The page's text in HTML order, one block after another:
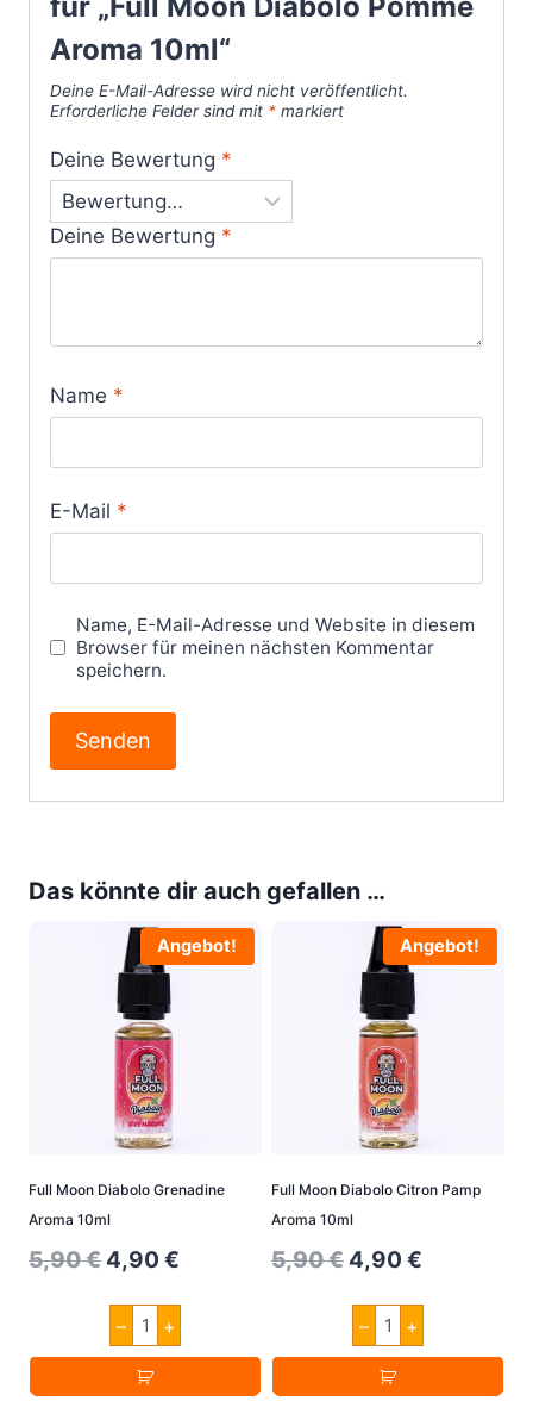
Aroma 10ml“
Deine E-Mail-Adresse wird nicht veröffentlicht.
Erforderliche Felder sind mit * markiert
Deine Bewertung *
Deine Bewertung *
Name *
E-Mail *
Name, E-Mail-Adresse und Website in diesem
Browser für meinen nächsten Kommentar
speichern.
Das könnte dir auch gefallen …
Angebot!
Full Moon Diabolo Grenadine
Aroma 10ml
5,90€ Original
was:
5,90 €.
4,90 €
4,90 €.
–
Full
Moon
Diabolo
Grenadine
Aroma
+
Angebot!
Full Moon Diabolo Citron Pamp
Aroma 10ml
5,90€ Original
was:
5,90 €.
4,90 €
4,90 €.
–
Full
Moon
Diabolo
Citron
Pamp
+